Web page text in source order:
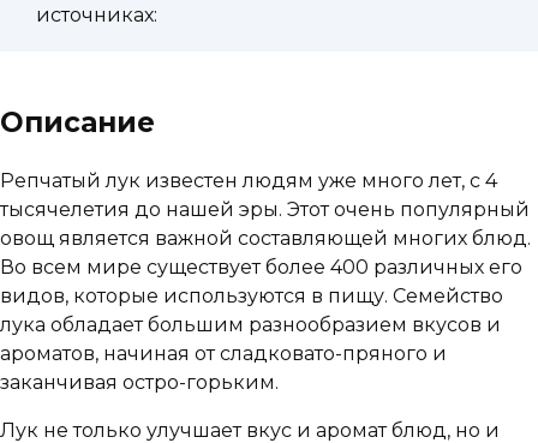
источниках:
Описание
Репчатый лук известен людям уже много лет, с 4
тысячелетия до нашей эры. Этот очень популярный
овощ является важной составляющей многих блюд.
Во всем мире существует более 400 различных его
видов, которые используются в пищу. Семейство
лука обладает большим разнообразием вкусов и
ароматов, начиная от сладковато-пряного и
заканчивая остро-горьким.
Лук не только улучшает вкус и аромат блюд, но и